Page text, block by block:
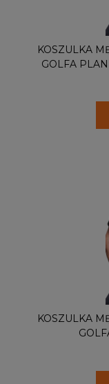
KOSZULKA
GOLFA
KOSZULKA